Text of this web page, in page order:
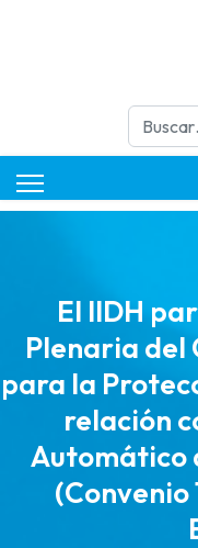
Buscar
El IIDH
Plenaria del
para la
relación
Automático
(Convenio